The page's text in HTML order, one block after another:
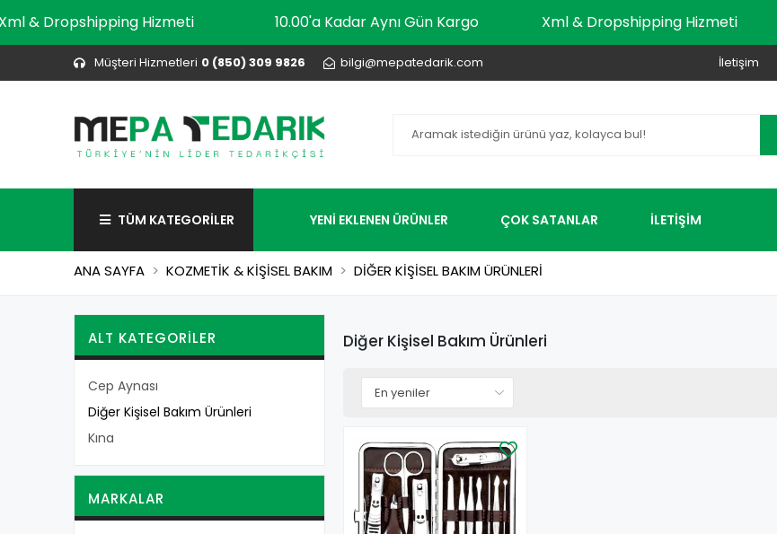
Xml & Dropshipping Hizmeti 10.00'a Kadar Aynı Gün Kargo Xml & Dropshipping Hizmeti
Müşteri Hizmetleri 0 (850) 309 9826 bilgi@mepatedarik.com İletişim
TÜM KATEGORİLER YENİ EKLENEN ÜRÜNLER ÇOK SATANLAR İLETİŞİM
ANA SAYFA KOZMETİK & KİŞİSEL BAKIM DİĞER KİŞİSEL BAKIM ÜRÜNLERİ
ALT KATEGORILER
Cep Aynası
Diğer Kişisel Bakım Ürünleri
Kına
MARKALAR
Diğer Kişisel Bakım Ürünleri